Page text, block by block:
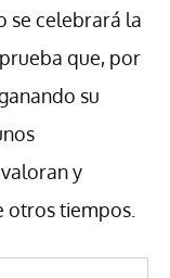
se celebrará la
que, por
su
y
otros tiempos.